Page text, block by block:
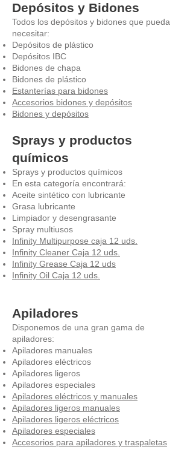
Depósitos y Bidones
Todos los depósitos y bidones que pueda
necesitar:
Depósitos de plástico
Depósitos IBC
Bidones de chapa
Bidones de plástico
Estanterías para bidones
Accesorios bidones y depósitos
Bidones y depósitos
Sprays y productos
químicos
Sprays y productos químicos
En esta categoría encontrará:
Aceite sintético con lubricante
Grasa lubricante
Limpiador y desengrasante
Spray multiusos
Infinity Multipurpose caja 12 uds.
Infinity Cleaner Caja 12 uds.
Infinity Grease Caja 12 uds
Infinity Oil Caja 12 uds.
Apiladores
Disponemos de una gran gama de
apiladores:
Apiladores manuales
Apiladores eléctricos
Apiladores ligeros
Apiladores especiales
Apiladores eléctricos y manuales
Apiladores ligeros manuales
Apiladores ligeros eléctricos
Apiladores especiales
Accesorios para apiladores y traspaletas